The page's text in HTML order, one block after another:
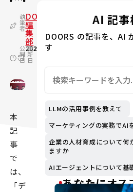
執
筆
者
DOORS
編
集
部
公
開
日
2023.06.23
更
新
日
2024.09.19
本
記
事
で
は、
「デ
AI 記事
DOORS の記事を、AI
す
LLMの活用事例を教えて
マーケティングの実務でAI
企業の人材育成について何
ますか
AIエージェントについて基
あなたにオス